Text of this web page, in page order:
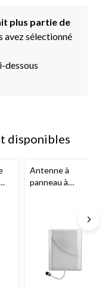
plus partie de
avez sélectionné
dessous
disponibles
Antenne à
panneau à
aux intempéries
314453Wilson
Electronics
ohms, blanc